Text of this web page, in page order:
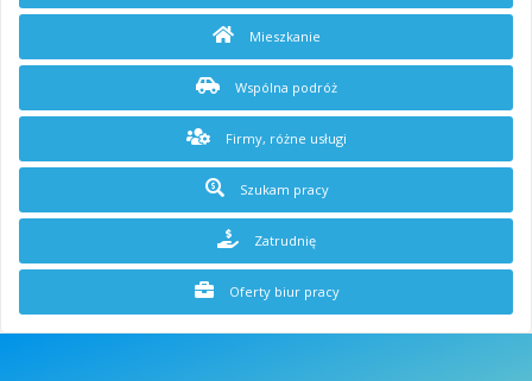
Mieszkanie
Wspólna podróż
Firmy, różne usługi
Szukam pracy
Zatrudnię
Oferty biur pracy